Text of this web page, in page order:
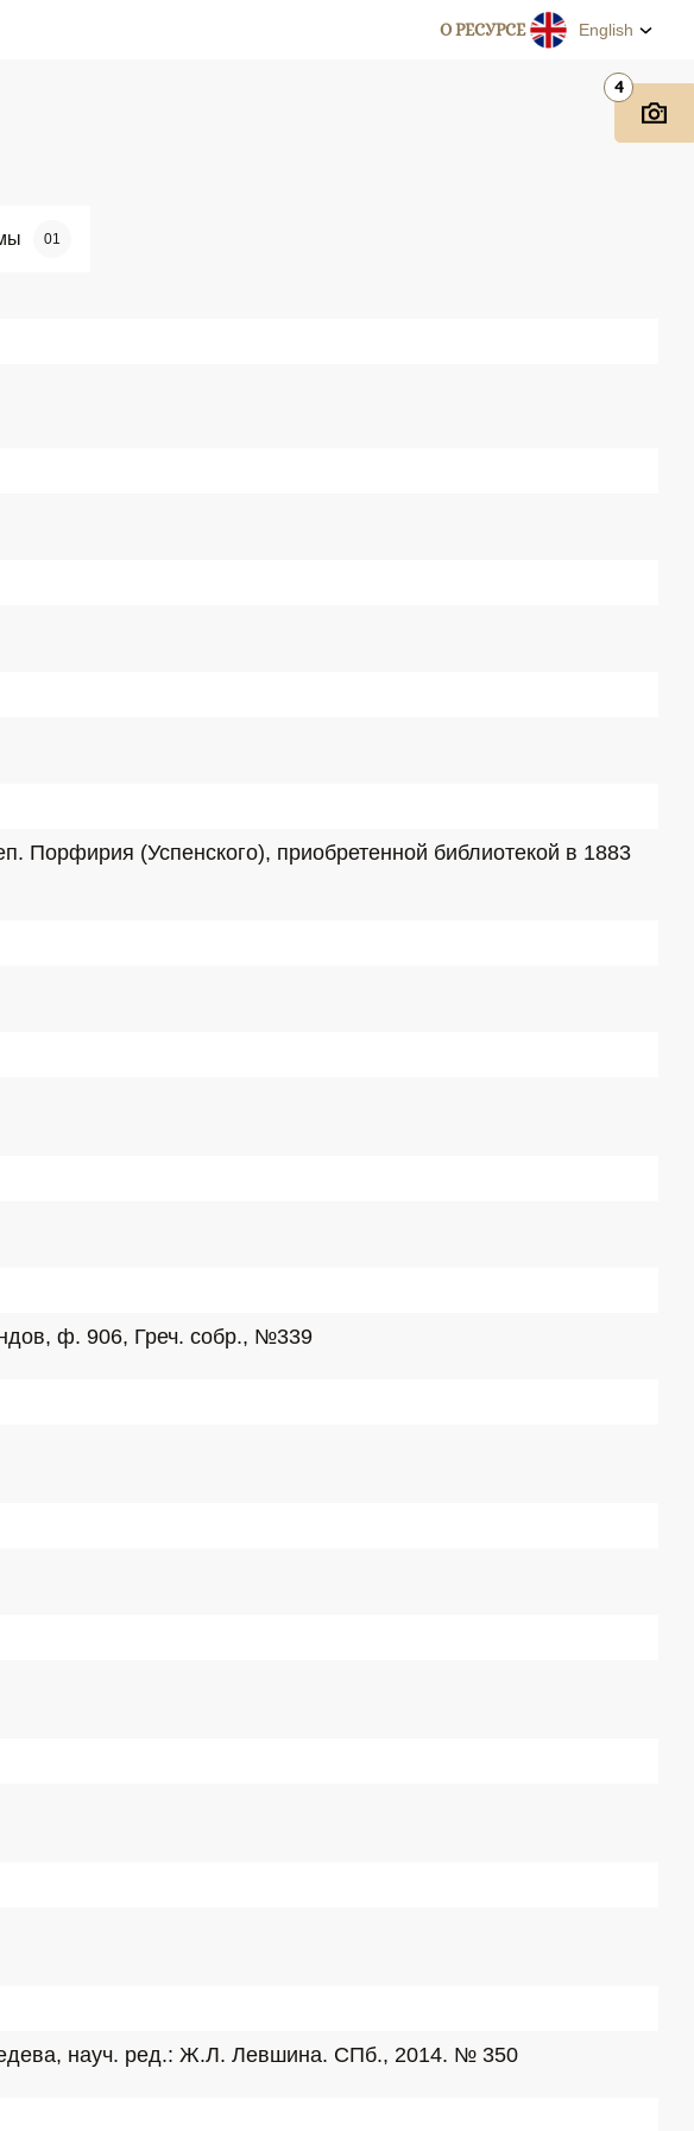
О РЕСУРСЕ English
01
Порфирия (Успенского), приобретенной библиотекой в 1883
ф. 906, Греч. собр., №339
науч. ред.: Ж.Л. Левшина. СПб., 2014. № 350
4